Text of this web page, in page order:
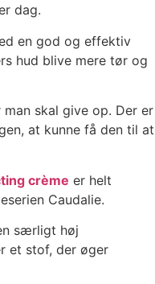
dag.
en god og effektiv
hud blive mere tør og
skal give op. Der er
at kunne få den til at
crème er helt
Caudalie.
særligt høj
et stof, der øger